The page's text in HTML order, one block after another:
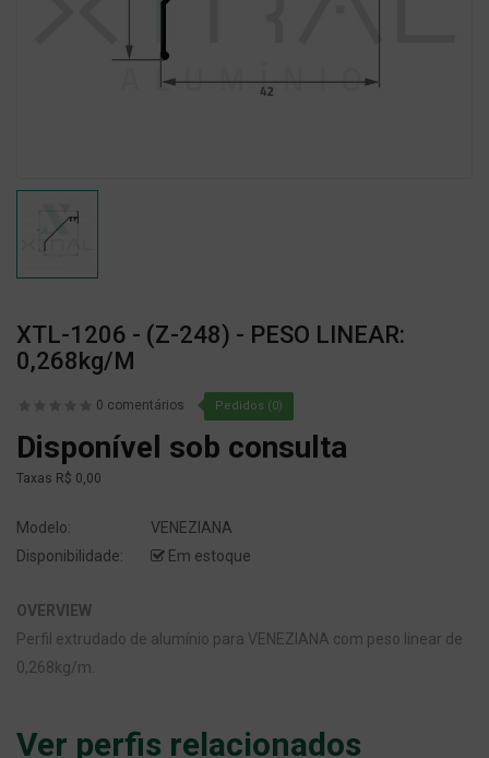
XTL-1206 - (Z-248) - PESO LINEAR:
0,268kg/m
0 comentários Pedidos (0)
Disponível sob consulta
Taxas R$ 0,00
Modelo:
VENEZIANA
Disponibilidade:
Em estoque
OVERVIEW
Perfil extrudado de alumínio para VENEZIANA com peso linear de
0,268kg/m.
Ver perfis relacionados